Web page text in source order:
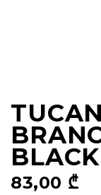
BLACK
83,00 ₾